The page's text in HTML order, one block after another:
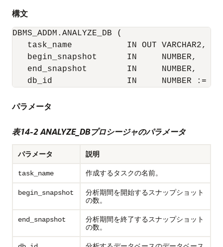
構文
DBMS_ADDM.ANALYZE_DB (
   task_name           IN OUT VARCHAR2,
   begin_snapshot      IN     NUMBER,
   end_snapshot        IN     NUMBER,
db_id               IN     NUMBER :=
パラメータ
表14-2 ANALYZE_DBプロシージャのパラメータ
パラメータ 説明
task_name 作成するタスクの名前。
begin_snapshot
分析期間を開始するスナップショット
の数。
end_snapshot
分析期間を終了するスナップショット
の数。